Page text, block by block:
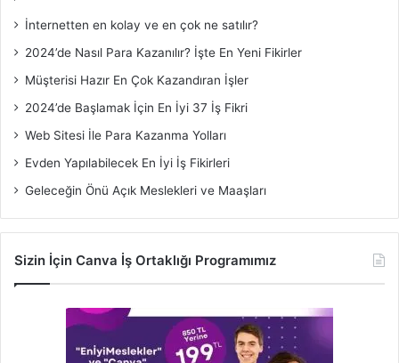
İnternetten en kolay ve en çok ne satılır?
2024’de Nasıl Para Kazanılır? İşte En Yeni Fikirler
Müşterisi Hazır En Çok Kazandıran İşler
2024’de Başlamak İçin En İyi 37 İş Fikri
Web Sitesi İle Para Kazanma Yolları
Evden Yapılabilecek En İyi İş Fikirleri
Geleceğin Önü Açık Meslekleri ve Maaşları
Sizin İçin Canva İş Ortaklığı Programımız